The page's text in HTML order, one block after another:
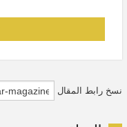
نسخ رابط المقال